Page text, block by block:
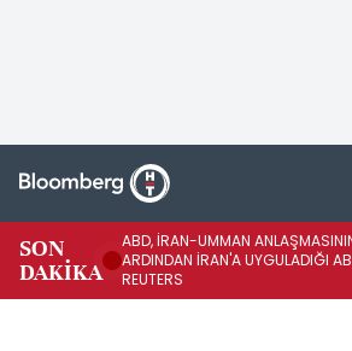
SON
DAKİKA
ABD, İRAN-UMMAN
ARDINDAN İRAN'A UYGULADIĞI
REUTERS